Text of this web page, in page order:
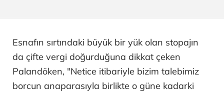
Esnafın sırtındaki büyük bir yük olan stopajın
da çifte vergi doğurduğuna dikkat çeken
Palandöken, "Netice itibariyle bizim talebimiz
borcun anaparasıyla birlikte o güne kadarki